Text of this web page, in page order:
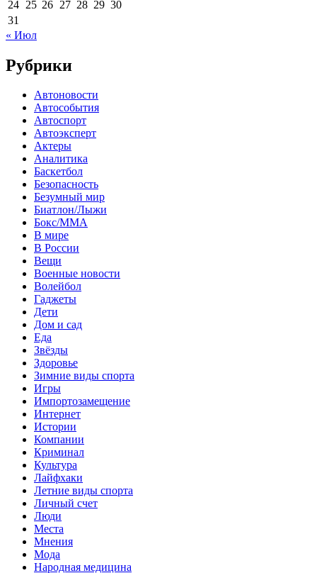
24 25 26 27 28 29 30
31
« Июл
Рубрики
Автоновости
Автособытия
Автоспорт
Автоэксперт
Актеры
Аналитика
Баскетбол
Безопасность
Безумный мир
Биатлон/Лыжи
Бокс/MMA
В мире
В России
Вещи
Военные новости
Волейбол
Гаджеты
Дети
Дом и сад
Еда
Звёзды
Здоровье
Зимние виды спорта
Игры
Импортозамещение
Интернет
Истории
Компании
Криминал
Культура
Лайфхаки
Летние виды спорта
Личный счет
Люди
Места
Мнения
Мода
Народная медицина